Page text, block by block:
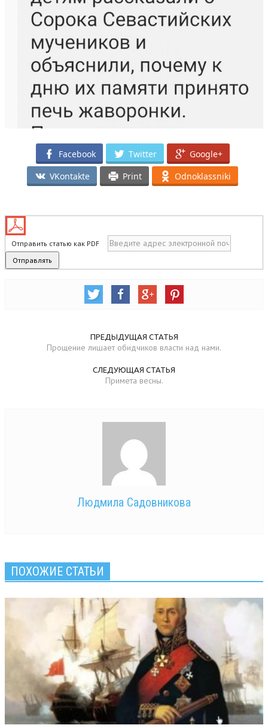
Facebook Twitter
Google+
VKontakte
Print Odnoklassniki
Отправить статью как PDF
ПРЕДЫДУЩАЯ СТАТЬЯ
Прощение лишает обидчиков власти над нами.
СЛЕДУЮЩАЯ СТАТЬЯ
Примета весны.
Людмила Садовникова
ПОХОЖИЕ СТАТЬИ